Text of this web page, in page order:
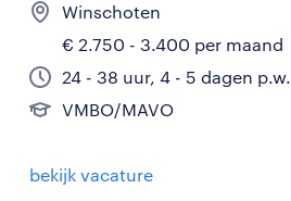
Winschoten
€ 2.750 - 3.400 per maand
24 - 38 uur, 4 - 5 dagen p.w.
VMBO/MAVO
bekijk vacature